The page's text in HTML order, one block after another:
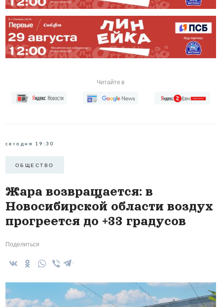
Читайте в
сегодня 19:30
ОБЩЕСТВО
Жара возвращается: в
Новосибирской области воздух
прогреется до +33 градусов
Поделиться